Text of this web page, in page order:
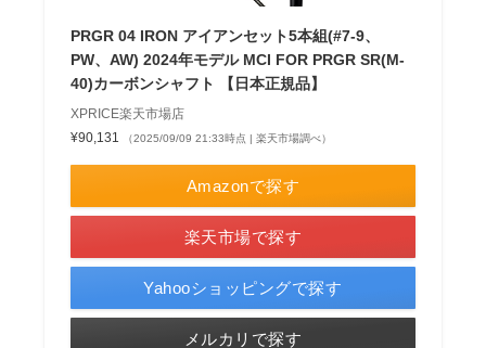
PRGR 04 IRON アイアンセット5本組(#7-9、
PW、AW) 2024年モデル MCI FOR PRGR SR(M-
40)カーボンシャフト 【日本正規品】
XPRICE楽天市場店
¥90,131
（2025/09/09 21:33時点 | 楽天市場調べ）
Amazonで探す
楽天市場で探す
Yahooショッピングで探す
メルカリで探す